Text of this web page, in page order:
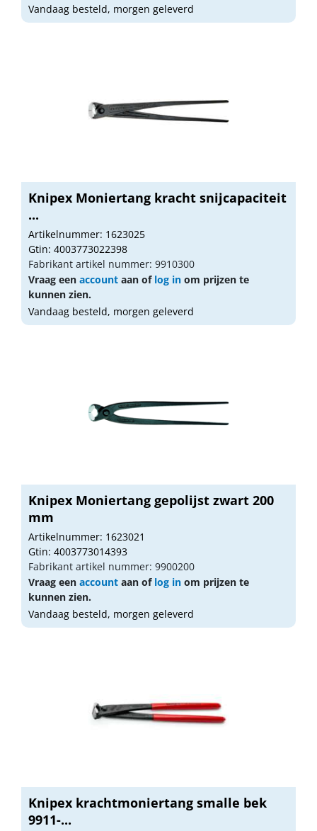
Vandaag besteld, morgen geleverd
Knipex Moniertang kracht snijcapaciteit
...
Artikelnummer: 1623025
Gtin: 4003773022398
Fabrikant artikel nummer: 9910300
Vraag een account aan of log in om prijzen te
kunnen zien.
Vandaag besteld, morgen geleverd
Knipex Moniertang gepolijst zwart 200
mm
Artikelnummer: 1623021
Gtin: 4003773014393
Fabrikant artikel nummer: 9900200
Vraag een account aan of log in om prijzen te
kunnen zien.
Vandaag besteld, morgen geleverd
Knipex krachtmoniertang smalle bek
9911-...